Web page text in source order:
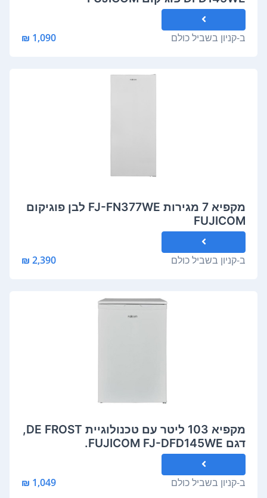
ב-קניון בשביל כולם 1,090 ₪
מקפיא 7 מגירות FJ-FN377WE לבן פוגיקום
FUJICOM
ב-קניון בשביל כולם 2,390 ₪
מקפיא 103 ליטר עם טכנולוגיית DE FROST,
דגם FUJICOM FJ-DFD145WE.
ב-קניון בשביל כולם 1,049 ₪